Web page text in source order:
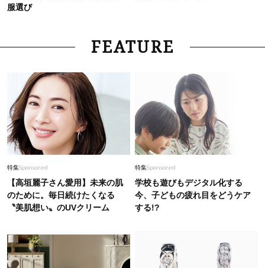
服選び
FEATURE
特集Sponsored
【高垣麗子さん愛用】未来の肌
のために。毎日続けたくなる
〝美肌想い〟のUVクリーム
特集Sponsored
学校も遊びもデジタル化する
今、子どもの疲れ目をどうケア
する!?